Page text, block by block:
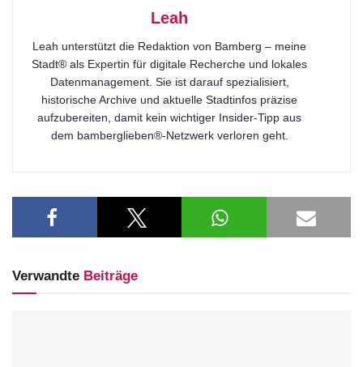
Leah
Leah unterstützt die Redaktion von Bamberg – meine
Stadt® als Expertin für digitale Recherche und lokales
Datenmanagement. Sie ist darauf spezialisiert,
historische Archive und aktuelle Stadtinfos präzise
aufzubereiten, damit kein wichtiger Insider-Tipp aus
dem bamberglieben®-Netzwerk verloren geht.
Verwandte Beiträge